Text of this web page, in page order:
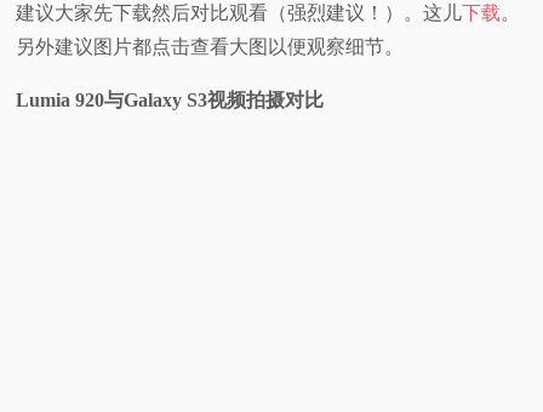
体
建议大家先下载然后对比观看（强烈建议！）。这儿下载。
另外建议图片都点击查看大图以便观察细节。
Lumia 920与Galaxy S3视频拍摄对比